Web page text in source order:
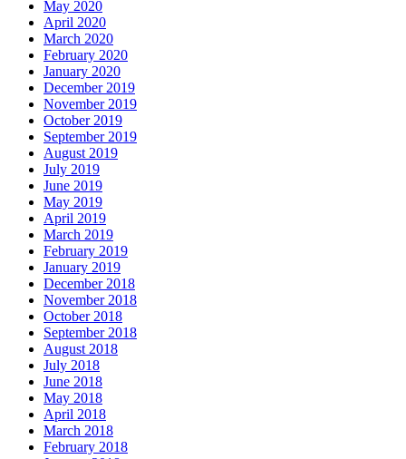
May 2020
April 2020
March 2020
February 2020
January 2020
December 2019
November 2019
October 2019
September 2019
August 2019
July 2019
June 2019
May 2019
April 2019
March 2019
February 2019
January 2019
December 2018
November 2018
October 2018
September 2018
August 2018
July 2018
June 2018
May 2018
April 2018
March 2018
February 2018